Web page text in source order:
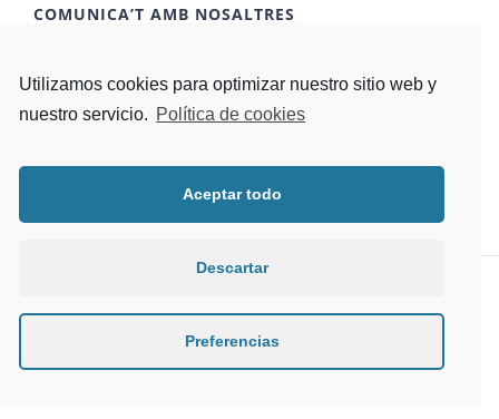
Utilizamos cookies para optimizar nuestro sitio web y
nuestro servicio. Política de cookies
Aceptar todo
Descartar
Preferencias
COMUNICA’T AMB NOSALTRES
CONTACTA'NS